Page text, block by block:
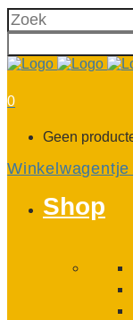
0
Geen
Winkelwagentje
Shop